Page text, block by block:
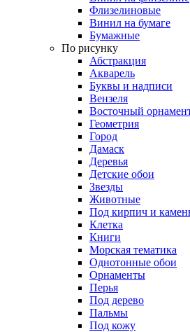
Флизелиновые
Винил на бумаге
Бумажные
По рисунку
Абстракция
Акварель
Буквы и надписи
Вензеля
Восточный
Геометрия
Город
Дамаск
Деревья
Детские обои
Звезды
Животные
Под кирпич и
Клетка
Книги
Морская тематика
Однотонные обои
Орнаменты
Перья
Под дерево
Пальмы
Под кожу